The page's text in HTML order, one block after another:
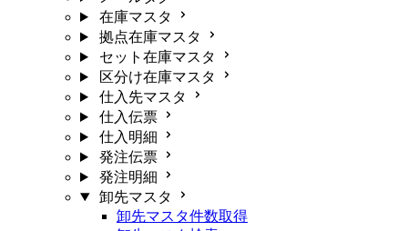
在庫マスタ
拠点在庫マスタ
セット在庫マスタ
区分け在庫マスタ
仕入先マスタ
仕入伝票
仕入明細
発注伝票
発注明細
卸先マスタ
卸先マスタ件数取得